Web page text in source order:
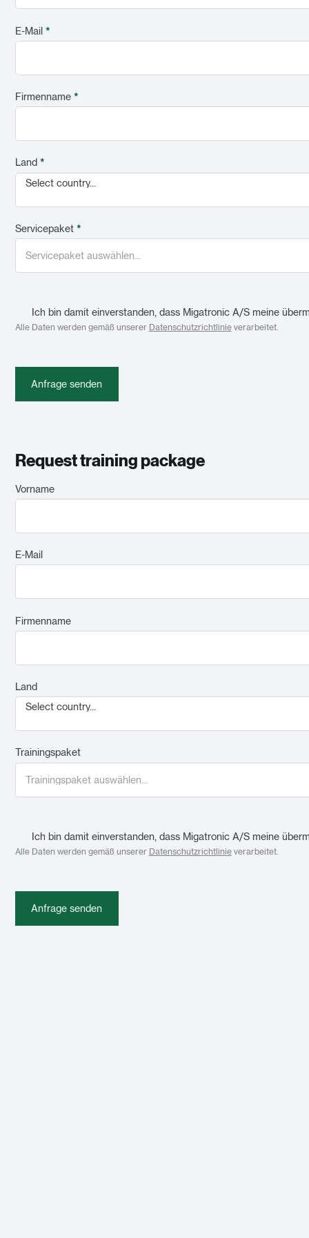
E-Mail *
Firmenname *
Land *
Select country...
Servicepaket *
Ich bin damit einverstanden, dass Migatronic A/S meine
Alle Daten werden gemäß unserer Datenschutzrichtlinieverarbeitet.
Anfrage senden
Request training package
Vorname
E-Mail
Firmenname
Land
Select country...
Trainingspaket
Ich bin damit einverstanden, dass Migatronic A/S meine
Alle Daten werden gemäß unserer Datenschutzrichtlinieverarbeitet.
Anfrage senden